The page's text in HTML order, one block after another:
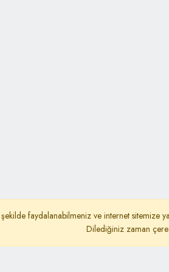
KVKK Aydınlatma Metni
faydalanabilmeniz ve internet sitemize
Dilediğiniz zaman